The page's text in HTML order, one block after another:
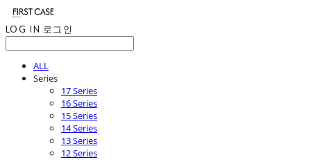
LOG IN 로그인
ALL
Series
17 Series
16 Series
15 Series
14 Series
13 Series
12 Series